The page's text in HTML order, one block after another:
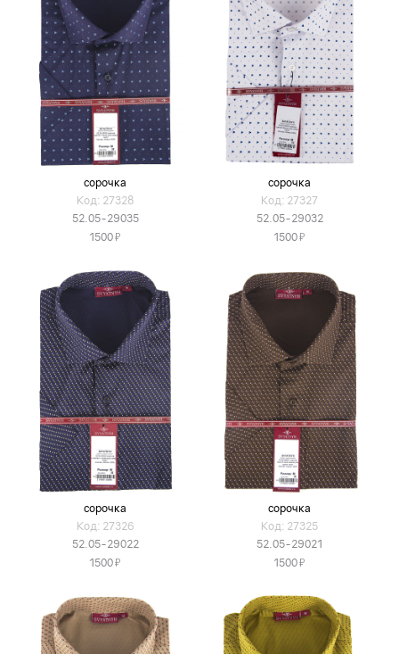
сорочка
Код: 27328
52.05-29035
1500Я
сорочка
Код: 27327
52.05-29032
1500Я
сорочка
Код: 27326
52.05-29022
1500Я
сорочка
Код: 27325
52.05-29021
1500Я